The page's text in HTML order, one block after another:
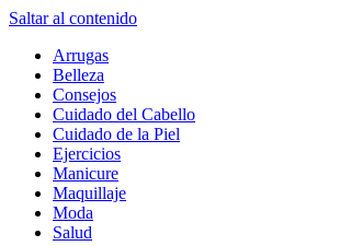
Saltar al contenido
Arrugas
Belleza
Consejos
Cuidado del Cabello
Cuidado de la Piel
Ejercicios
Manicure
Maquillaje
Moda
Salud